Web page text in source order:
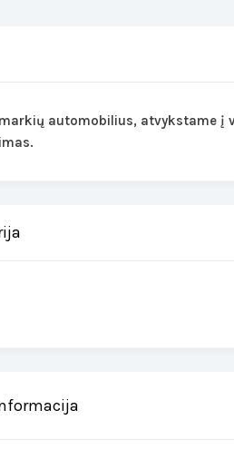
automobilius, atvykstame į